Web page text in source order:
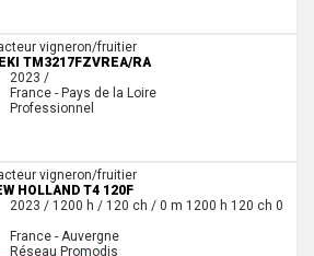
vigneron/fruitier
TM3217FZVREA/RA
2023 /
France - Pays de la Loire
Professionnel
vigneron/fruitier
HOLLAND T4 120F
2023 / 1200 h / 120 ch / 0 m 1200 h 120 ch 0
France - Auvergne
Réseau Promodis